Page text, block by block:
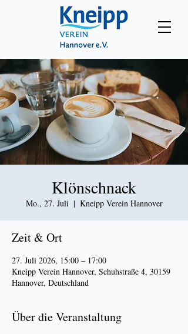
Klönschnack
Mo., 27. Juli
  |
Kneipp Verein Hannover
Zeit & Ort
27. Juli 2026, 15:00 – 17:00
Kneipp Verein Hannover, Schuhstraße 4, 30159
Hannover, Deutschland
Über die Veranstaltung